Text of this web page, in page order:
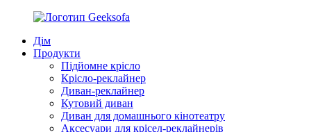
Дім
Продукти
Підйомне крісло
Крісло-реклайнер
Диван-реклайнер
Кутовий диван
Диван для домашнього кінотеатру
Аксесуари для крісел-реклайнерів